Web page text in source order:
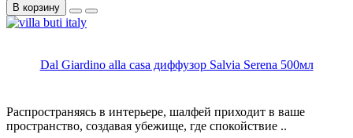
В корзину
Dal Giardino alla casa диффузор Salvia Serena 500мл
Распространяясь в интерьере, шалфей приходит в ваше
пространство, создавая убежище, где спокойствие ..